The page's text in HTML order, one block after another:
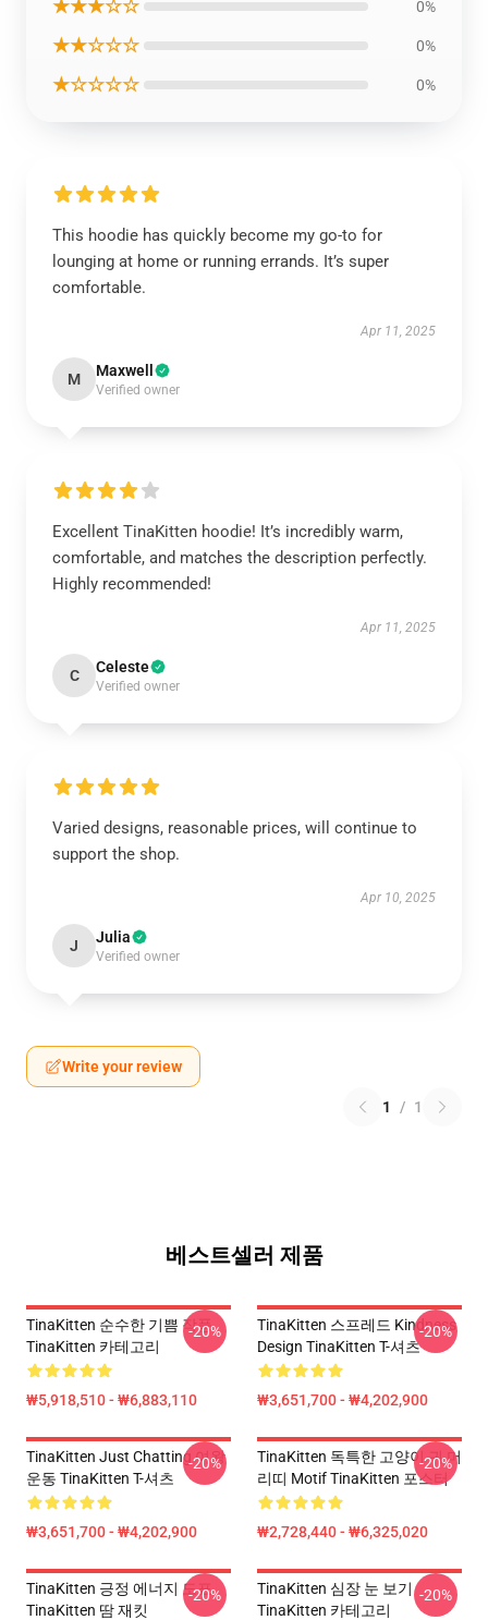
★★★☆☆ 0%
★★☆☆☆ 0%
★☆☆☆☆ 0%
This hoodie has quickly become my go-to for
lounging at home or running errands. It’s super
comfortable.
Apr 11, 2025
M Maxwell
Verified owner
Excellent TinaKitten hoodie! It’s incredibly warm,
comfortable, and matches the description perfectly.
Highly recommended!
Apr 11, 2025
C Celeste
Verified owner
Varied designs, reasonable prices, will continue to
support the shop.
Apr 10, 2025
J Julia
Verified owner
Write your review
1 / 1
베스트셀러 제품
TinaKitten 순수한 기쁨 작풍
TinaKitten 카테고리
₩5,918,510 - ₩6,883,110
-20%
TinaKitten 스프레드 Kindness
Design TinaKitten T-셔츠
₩3,651,700 - ₩4,202,900
-20%
TinaKitten Just Chatting 여왕
운동 TinaKitten T-셔츠
₩3,651,700 - ₩4,202,900
-20%
TinaKitten 독특한 고양이 귀 머
리띠 Motif TinaKitten 포스터
₩2,728,440 - ₩6,325,020
-20%
TinaKitten 긍정 에너지 도표
TinaKitten 땀 재킷
-20%
TinaKitten 심장 눈 보기
TinaKitten 카테고리
-20%